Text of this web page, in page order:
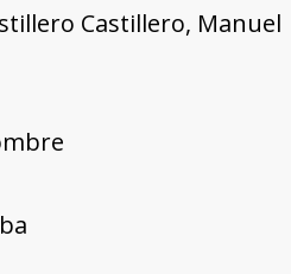
Castillero, Manuel